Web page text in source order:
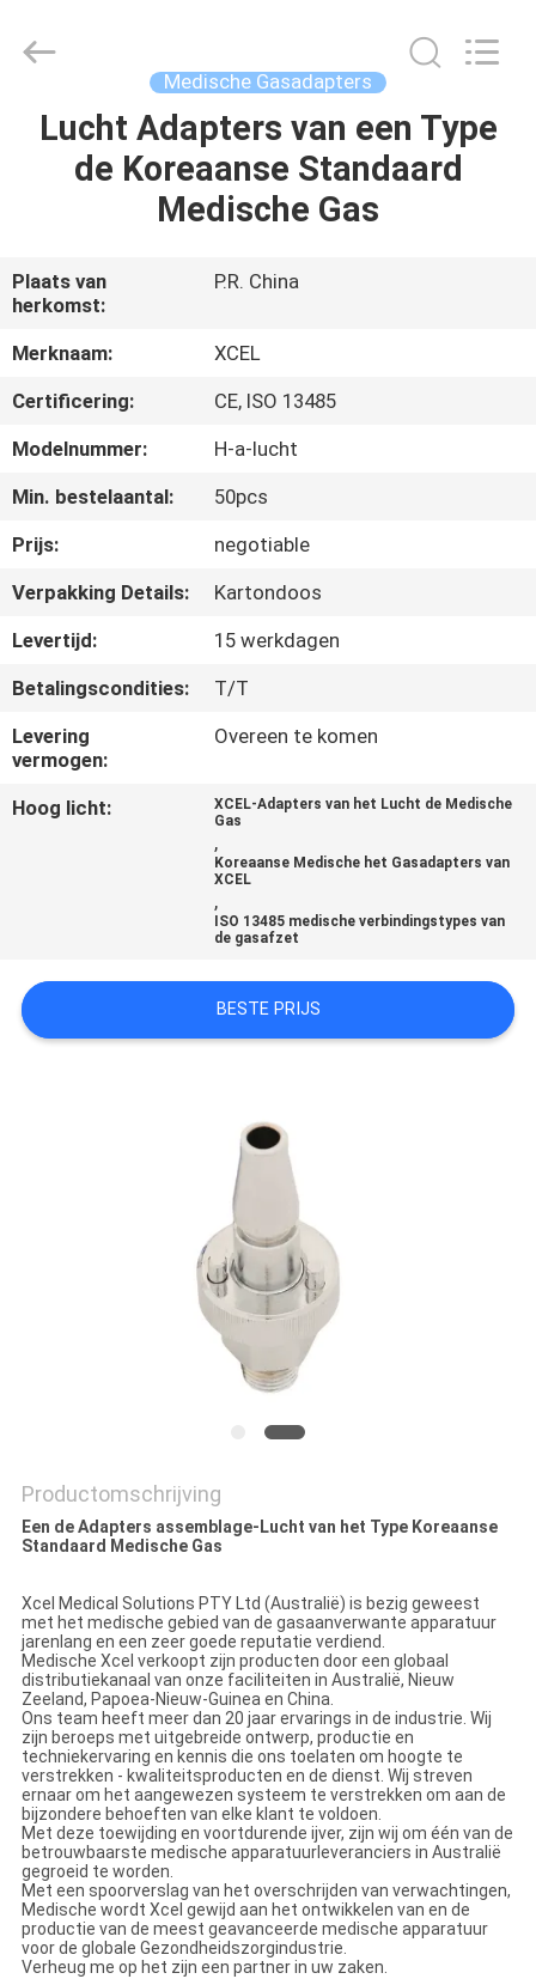
HUIS
PRODUCTEN
ONGEVEER
ONS
FABRIEKSREIS
CONTACTEER
ONS
OM
EEN
POLICY
Ltd..
Medische Gasadapters
Lucht Adapters van een Type
de Koreaanse Standaard
Medische Gas
Plaats van
herkomst:
P.R. China
Merknaam:
XCEL
Certificering:
CE, ISO 13485
Modelnummer:
H-a-lucht
Min. bestelaantal:
50pcs
Prijs:
negotiable
Verpakking Details:
Kartondoos
Levertijd:
15 werkdagen
Betalingscondities:
T/T
Levering
vermogen:
Overeen te komen
Hoog licht:
XCEL-Adapters van het Lucht de Medische
Gas
,
Koreaanse Medische het Gasadapters van
XCEL
,
ISO 13485 medische verbindingstypes van
de gasafzet
BESTE PRIJS
Productomschrijving
Een de Adapters assemblage-Lucht van het Type Koreaanse
Standaard Medische Gas
Xcel Medical Solutions PTY Ltd (Australië) is bezig geweest
met het medische gebied van de gasaanverwante apparatuur
jarenlang en een zeer goede reputatie verdiend.
Medische Xcel verkoopt zijn producten door een globaal
distributiekanaal van onze faciliteiten in Australië, Nieuw
Zeeland, Papoea-Nieuw-Guinea en China.
Ons team heeft meer dan 20 jaar ervarings in de industrie. Wij
zijn beroeps met uitgebreide ontwerp, productie en
techniekervaring en kennis die ons toelaten om hoogte te
verstrekken - kwaliteitsproducten en de dienst. Wij streven
ernaar om het aangewezen systeem te verstrekken om aan de
bijzondere behoeften van elke klant te voldoen.
Met deze toewijding en voortdurende ijver, zijn wij om één van de
betrouwbaarste medische apparatuurleveranciers in Australië
gegroeid te worden.
Met een spoorverslag van het overschrijden van verwachtingen,
Medische wordt Xcel gewijd aan het ontwikkelen van en de
productie van de meest geavanceerde medische apparatuur
voor de globale Gezondheidszorgindustrie.
Verheug me op het zijn een partner in uw zaken.